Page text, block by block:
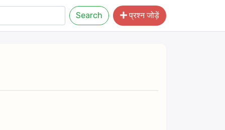
Search प्रश्न जोड़ें